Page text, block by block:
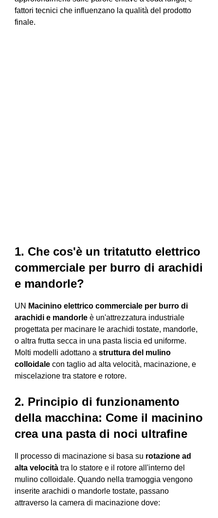
fattori tecnici che influenzano la qualità del prodotto
finale.
1. Che cos'è un tritatutto elettrico
commerciale per burro di arachidi
e mandorle?
UN Macinino elettrico commerciale per burro di
arachidi e mandorle è un'attrezzatura industriale
progettata per macinare le arachidi tostate, mandorle,
o altra frutta secca in una pasta liscia ed uniforme.
Molti modelli adottano a struttura del mulino
colloidale con taglio ad alta velocità, macinazione, e
miscelazione tra statore e rotore.
2. Principio di funzionamento
della macchina: Come il macinino
crea una pasta di noci ultrafine
Il processo di macinazione si basa su rotazione ad
alta velocità tra lo statore e il rotore all'interno del
mulino colloidale. Quando nella tramoggia vengono
inserite arachidi o mandorle tostate, passano
attraverso la camera di macinazione dove: